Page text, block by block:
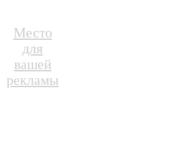
Место
для
вашей
рекламы